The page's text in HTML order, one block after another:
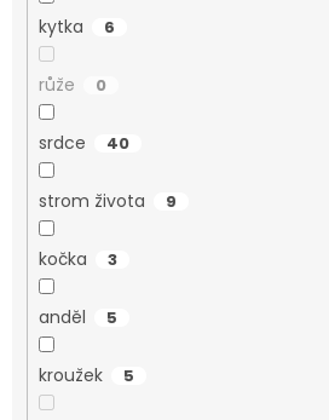
kytka 6
růže 0
srdce 40
strom života 9
kočka 3
anděl 5
kroužek 5